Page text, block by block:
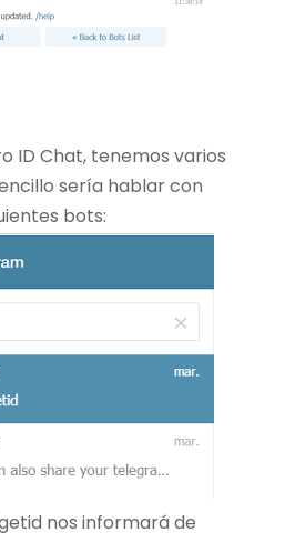
ID Chat, tenemos varios
sería hablar con
bots:
nos informará de